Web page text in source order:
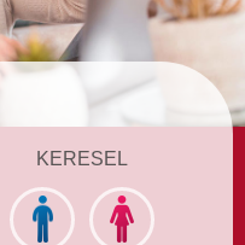
KERESEL